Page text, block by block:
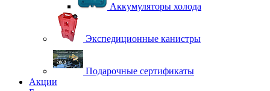
Аккумуляторы холода
Экспедиционные канистры
Подарочные сертификаты
Акции